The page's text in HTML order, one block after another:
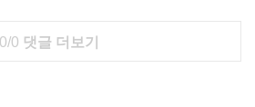
0/0 댓글 더보기